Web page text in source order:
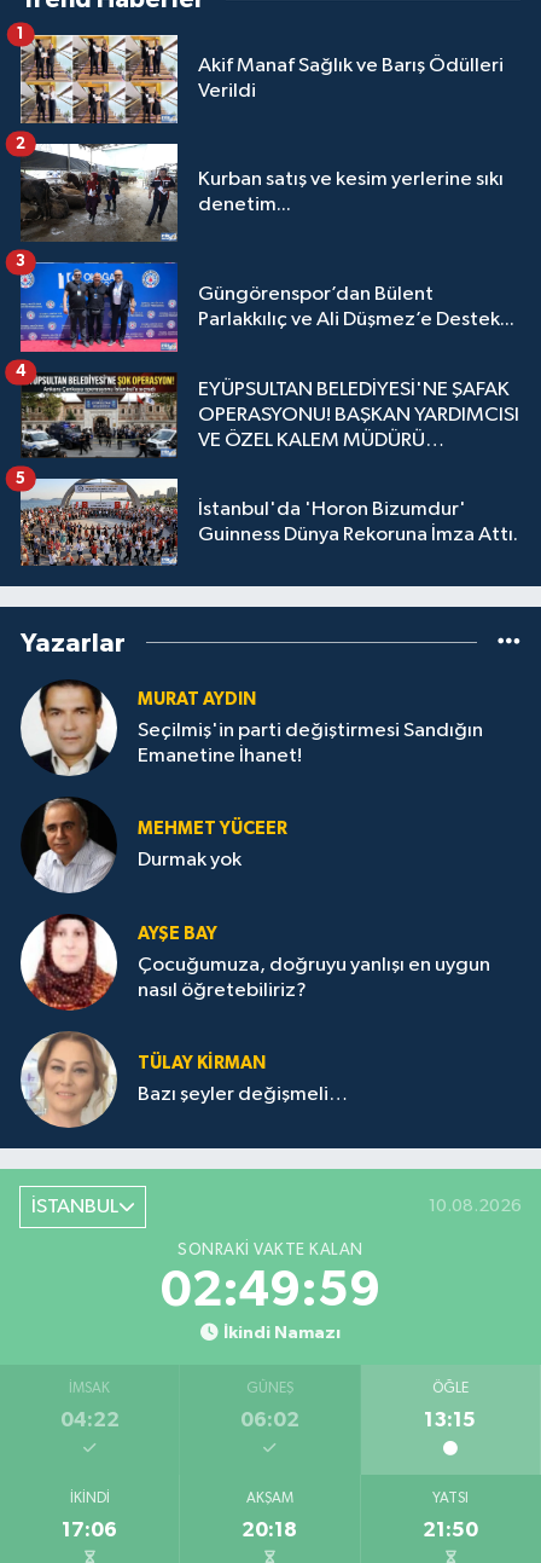
Akif Manaf Sağlık ve Barış Ödülleri
Verildi
1
Kurban satış ve kesim yerlerine sıkı
denetim...
2
Güngörenspor’dan Bülent
Parlakkılıç ve Ali Düşmez’e Destek...
3
EYÜPSULTAN BELEDİYESİ'NE ŞAFAK
OPERASYONU! BAŞKAN YARDIMCISI
VE ÖZEL KALEM MÜDÜRÜ
4
İstanbul'da 'Horon Bizumdur'
Guinness Dünya Rekoruna İmza Attı.
5
Yazarlar
MURAT AYDIN
Seçilmiş'in parti değiştirmesi Sandığın
Emanetine İhanet!
MEHMET YÜCEER
Durmak yok
AYŞE BAY
Çocuğumuza, doğruyu yanlışı en uygun
nasıl öğretebiliriz?
TÜLAY KİRMAN
Bazı şeyler değişmeli…
İSTANBUL 10.08.2026
SONRAKI VAKTE KALAN
02:49:59
İkindi Namazı
İMSAK
04:22
GÜNEŞ
06:02
ÖĞLE
13:15
İKINDI
17:06
AKŞAM
20:18
YATSI
21:50